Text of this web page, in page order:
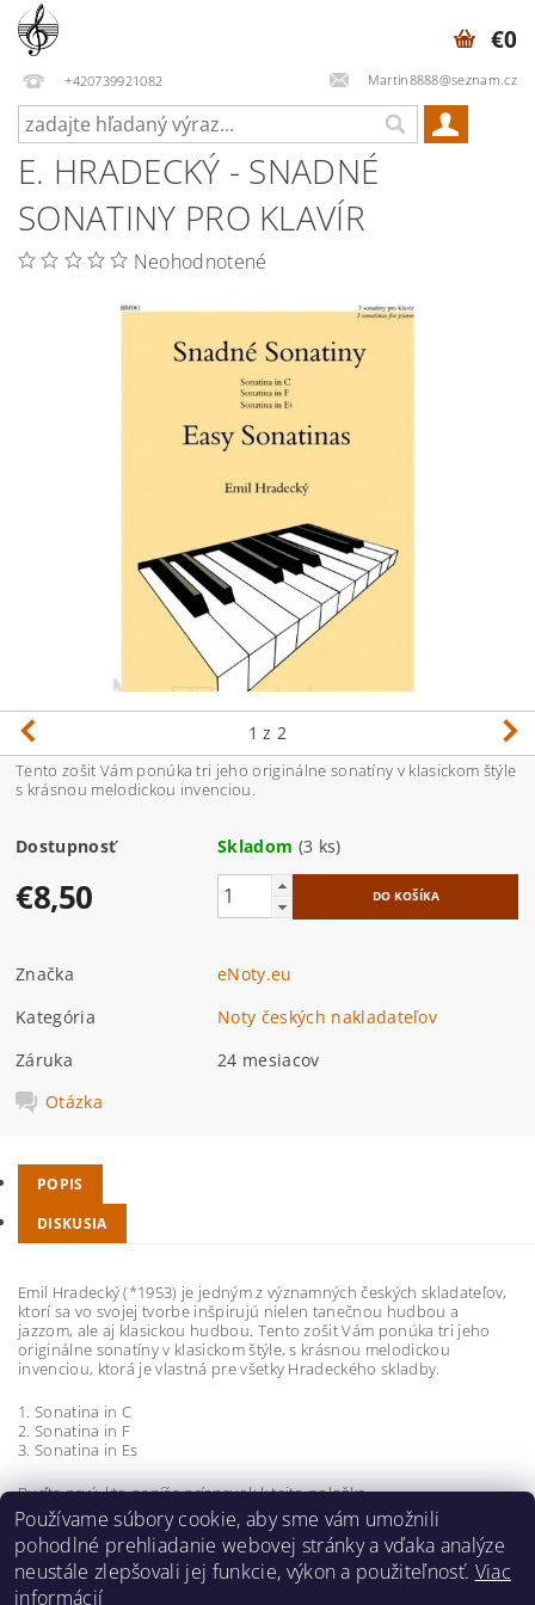
+420739921082 Martin8888@seznam.cz
€0
E. HRADECKÝ - SNADNÉ
SONATINY PRO KLAVÍR
Neohodnotené
1 z 2
Tento zošit Vám ponúka tri jeho originálne sonatíny v klasickom štýle
s krásnou melodickou invenciou.
Dostupnosť Skladom (3 ks)
€8,50
Značka
eNoty.eu
Kategória
Noty českých nakladateľov
Záruka
24 mesiacov
Otázka
POPIS
DISKUSIA
Emil Hradecký (*1953) je jedným z významných českých skladateľov,
ktorí sa vo svojej tvorbe inšpirujú nielen tanečnou hudbou a
jazzom, ale aj klasickou hudbou. Tento zošit Vám ponúka tri jeho
originálne sonatíny v klasickom štýle, s krásnou melodickou
invenciou, ktorá je vlastná pre všetky Hradeckého skladby.
1. Sonatina in C
2. Sonatina in F
3. Sonatina in Es
Buďte prvý, kto napíše príspevok k tejto položke.
Pridať komentár
Používame súbory cookie, aby sme vám umožnili
pohodlné prehliadanie webovej stránky a vďaka analýze
neustále zlepšovali jej funkcie, výkon a použiteľnosť. Viac
informácií